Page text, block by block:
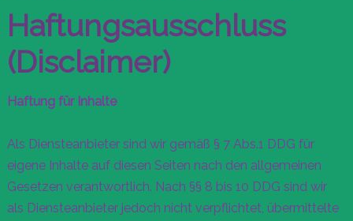
Haftungsausschluss
(Disclaimer)
Haftung für Inhalte
Als Diensteanbieter sind wir gemäß § 7 Abs.1 DDG für
eigene Inhalte auf diesen Seiten nach den allgemeinen
Gesetzen verantwortlich. Nach §§ 8 bis 10 DDG sind wir
als Diensteanbieter jedoch nicht verpflichtet, übermittelte